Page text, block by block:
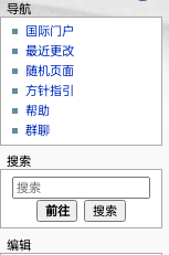
导航
国际门户
最近更改
随机页面
方针指引
帮助
群聊
搜索
编辑